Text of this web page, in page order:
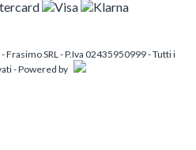
SRL - P.Iva 02435950999 - Tutti i
- Powered by